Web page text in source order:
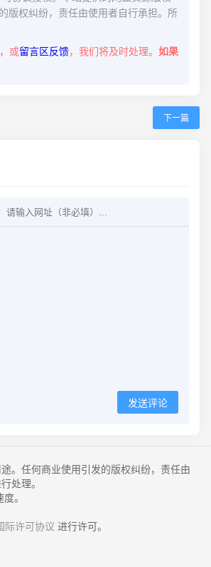
版权纠纷，责任由使用者自行承担。所
或留言区反馈，我们将及时处理。 如果
下一篇
发送评论
。任何商业使用引发的版权纠纷，责任由
处理。
。
际许可协议 进行许可。